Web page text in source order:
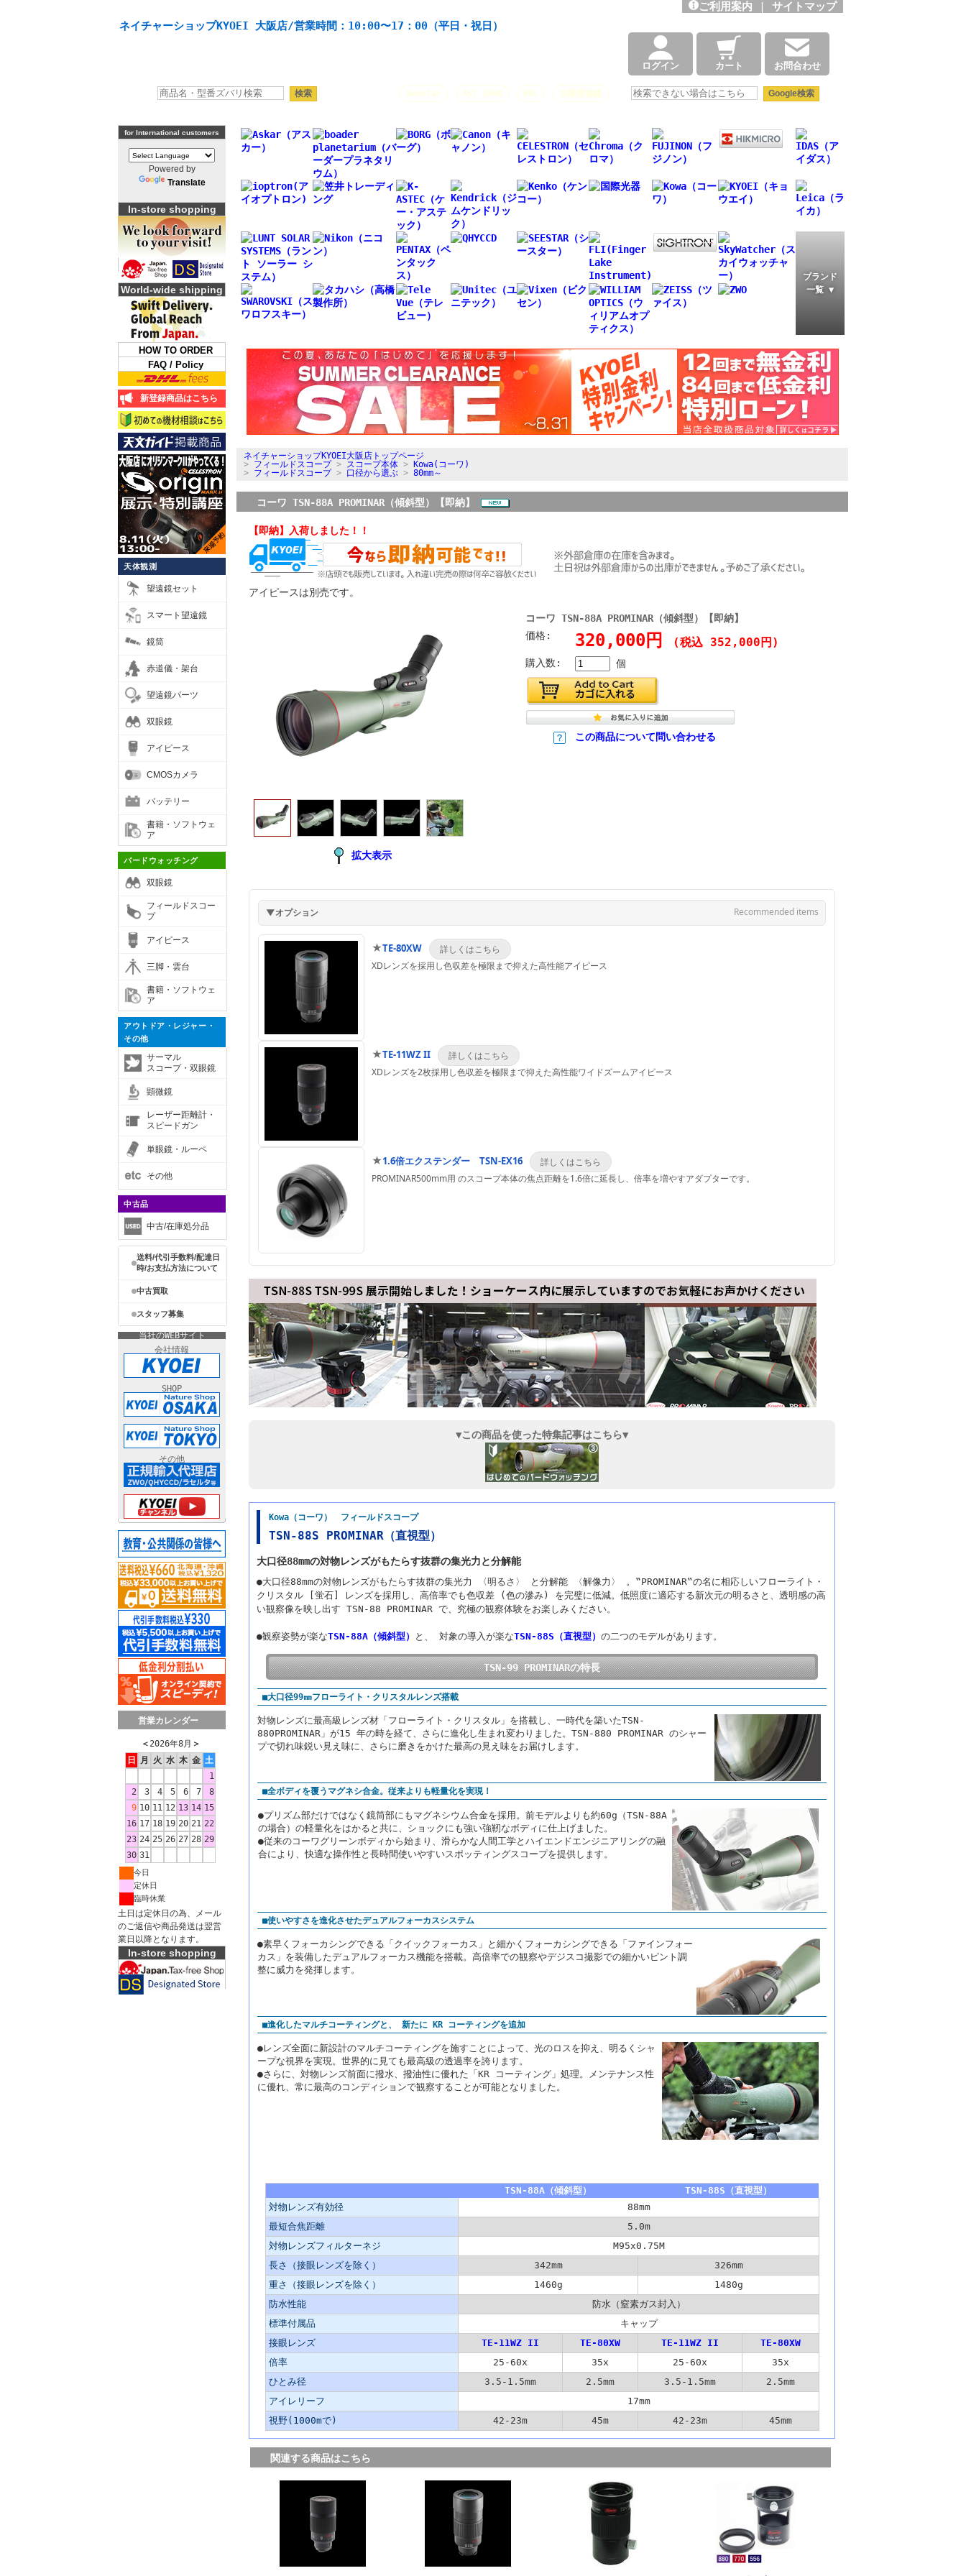
ネイチャーショップKYOEI 大阪店/営業時間：10:00〜17：00（平日・祝日）
ご利用案内 | サイトマップ
ログイン カート お問合わせ
Seestar ASI 2600 HAC 太陽望遠鏡
for International customers
Powered by
Translate
In-store shopping
World-wide shipping
HOW TO ORDER
FAQ / Policy
新登録商品はこちら
天体観測
望遠鏡セット
スマート望遠鏡
鏡筒
赤道儀・架台
望遠鏡パーツ
双眼鏡
アイピース
CMOSカメラ
バッテリー
書籍・ソフトウェ
ア
バードウォッチング
双眼鏡
フィールドスコー
プ
アイピース
三脚・雲台
書籍・ソフトウェ
ア
アウトドア・レジャー・
その他
サーマル
スコープ・双眼鏡
顕微鏡
レーザー距離計・
スピードガン
単眼鏡・ルーペ
その他
中古品
中古/在庫処分品
送料/代引手数料/配達日
時/お支払方法について
中古買取
スタッフ募集
当社のWEBサイト
会社情報
SHOP
その他
営業カレンダー
＜ 2026年8月 ＞
日
月 火 水 木 金 土
1
2
3 4 5 6 7
8
9 10 11 12 13 14 15
16 17 18 19 20 21 22
23 24 25 26 27 28 29
30 31
今日
定休日
臨時休業
土日は定休日の為、メール
のご返信や商品発送は翌営
業日以降となります。
In-store shopping
ブランド
一覧 ▼
ネイチャーショップKYOEI大阪店トップページ
> フィールドスコープ> スコープ本体 >
Kowa(コーワ)
> フィールドスコープ> 口径から選ぶ > 80mm～
コーワ TSN-88A PROMINAR（傾斜型）【即納】
【即納】入荷しました！！
アイピースは別売です。
拡大表示
コーワ TSN-88A PROMINAR（傾斜型）【即納】
価格:
320,000円 (税込 352,000円)
購入数: 個
この商品について問い合わせる
★TE-80XW
XDレンズを採用し色収差を極限まで抑えた高性能アイピース
★TE-11WZ II
XDレンズを2枚採用し色収差を極限まで抑えた高性能ワイドズームアイピース
★1.6倍エクステンダー TSN-EX16
PROMINAR500mm用 のスコープ本体の焦点距離を1.6倍に延長し、倍率を増やすアダプターです。
▼この商品を使った特集記事はこちら▼
Kowa（コーワ） フィールドスコープ
TSN-88S PROMINAR（直視型）
大口径88mmの対物レンズがもたらす抜群の集光力と分解能
●大口径88mmの対物レンズがもたらす抜群の集光力 〈明るさ〉 と分解能 〈解像力〉 。‟PROMINAR‟の名に相応しいフローライト・
クリスタル [蛍石] レンズを採用し、高倍率でも色収差 (色の滲み) を完璧に低減。低照度に適応する新次元の明るさと、透明感の高
い観察像を映し出す TSN-88 PROMINAR で、究極の観察体験をお楽しみください。
●観察姿勢が楽なTSN-88A（傾斜型） と、 対象の導入が楽なTSN-88S（直視型） の二つのモデルがあります。
TSN-99 PROMINARの特長
■大口径99㎜フローライト・クリスタルレンズ搭載
対物レンズに最高級レンズ材「フローライト・クリスタル」を搭載し、一時代を築いたTSN-
880PROMINAR」が15 年の時を経て、さらに進化し生まれ変わりました。TSN-880 PROMINAR のシャー
プで切れ味鋭い見え味に、さらに磨きをかけた最高の見え味をお届けします。
■全ボディを覆うマグネシ合金。従来よりも軽量化を実現！
●プリズム部だけではなく鏡筒部にもマグネシウム合金を採用。前モデルよりも約60g（TSN-88A
の場合）の軽量化をはかると共に、ショックにも強い強靭なボディに仕上げました。
●従来のコーワグリーンボディから始まり、滑らかな人間工学とハイエンドエンジニアリングの融
合により、快適な操作性と長時間使いやすいスポッティングスコープを提供します。
■使いやすさを進化させたデュアルフォーカスシステム
●素早くフォーカシングできる「クイックフォーカス」と細かくフォーカシングできる「ファインフォー
カス」を装備したデュアルフォーカス機能を搭載。高倍率での観察やデジスコ撮影での細かいピント調
整に威力を発揮します。
■進化したマルチコーティングと、 新たに KR コーティングを追加
●レンズ全面に新設計のマルチコーティングを施すことによって、光のロスを抑え、明るくシャ
ープな視界を実現。世界的に見ても最高級の透過率を誇ります。
●さらに、対物レンズ前面に撥水、撥油性に優れた「KR コーティング」処理。メンテナンス性
に優れ、常に最高のコンディションで観察することが可能となりました。
TSN-88A（傾斜型）
TSN-88S（直視型）
対物レンズ有効径
88mm
最短合焦距離
5.0m
対物レンズフィルターネジ
M95x0.75M
長さ（接眼レンズを除く）
342mm
326mm
重さ（接眼レンズを除く）
1460g
1480g
防水性能
防水（窒素ガス封入）
標準付属品
キャップ
接眼レンズ
TE-11WZ II TE-80XW TE-11WZ II
TE-80XW
倍率
25-60x 35x 25-60x
35x
ひとみ径
3.5-1.5mm 2.5mm 3.5-1.5mm
2.5mm
アイレリーフ
17mm
視野(1000mで)
42-23m 45m 42-23m 45mm
関連する商品はこちら